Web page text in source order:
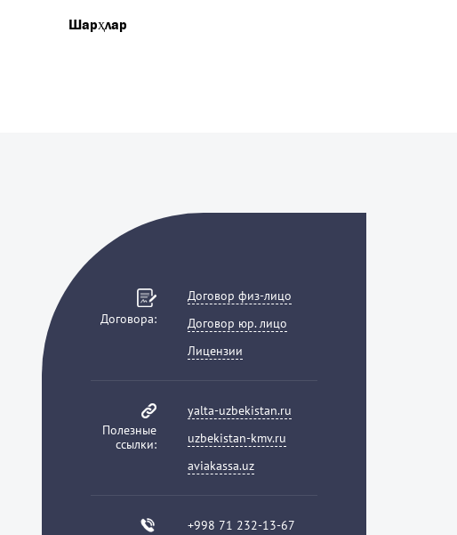
Шарҳлар
Договора:
Договор физ-лицо
Договор юр. лицо
Лицензии
Полезные
ссылки:
yalta-uzbekistan.ru
uzbekistan-kmv.ru
aviakassa.uz
+998 71 232-13-67